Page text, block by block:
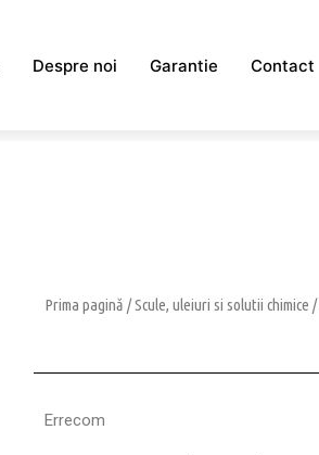
Despre noi Garantie Contact
Prima pagină /Scule, uleiuri si solutii chimice /
Errecom